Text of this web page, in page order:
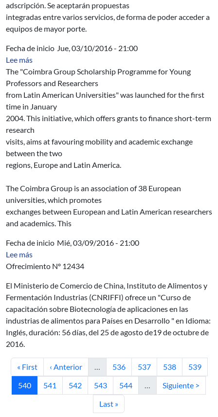
adscripción. Se aceptarán propuestas
integradas entre varios servicios, de forma de poder acceder a
equipos de mayor porte.
Fecha de inicio Jue, 03/10/2016 - 21:00
Lee mássobre Coimbra Group Scholarship Programme for
The "Coimbra Group Scholarship Programme for Young
Professors and Researchers
from Latin American Universities" was launched for the first
time in January
2004. This initiative, which offers grants to finance short-term
research
visits, aims at favouring mobility and academic exchange
between the two
regions, Europe and Latin America.
The Coimbra Group is an association of 38 European
universities, which promotes
exchanges between European and Latin American researchers
and academics. This
Fecha de inicio Mié, 03/09/2016 - 21:00
Lee mássobre AUCI - Curso de capacitación sobre
Ofrecimiento Nº 12434
El Ministerio de Comercio de China, Instituto de Alimentos y
Fermentación Industrias (CNRIFFI) ofrece un "Curso de
capacitación sobre Biotecnología de aplicaciones en las
industrias de alimentos para Países en Desarrollo " en Idioma:
Inglés, duración: 56 días, del 25 de agosto de19 de octubre de
2016.
Primera página
« First Página anterior
‹ Anterior … Página
536 Página
537 Página
538 Página
539
Página actual
540 Página
541 Página
542 Página
543 Página
544 … Siguiente página
Siguiente >
Última página
Last »